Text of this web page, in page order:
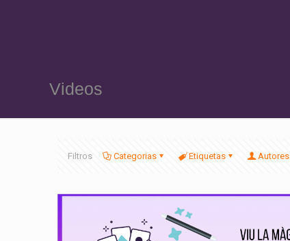
Videos
Filtros Categorias Etiquetas Autores